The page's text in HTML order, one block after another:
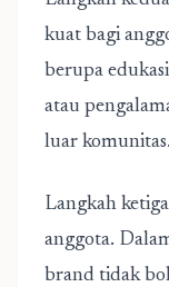
kuat bagi
berupa
atau
luar komunitas.
Langkah
anggota.
brand tidak